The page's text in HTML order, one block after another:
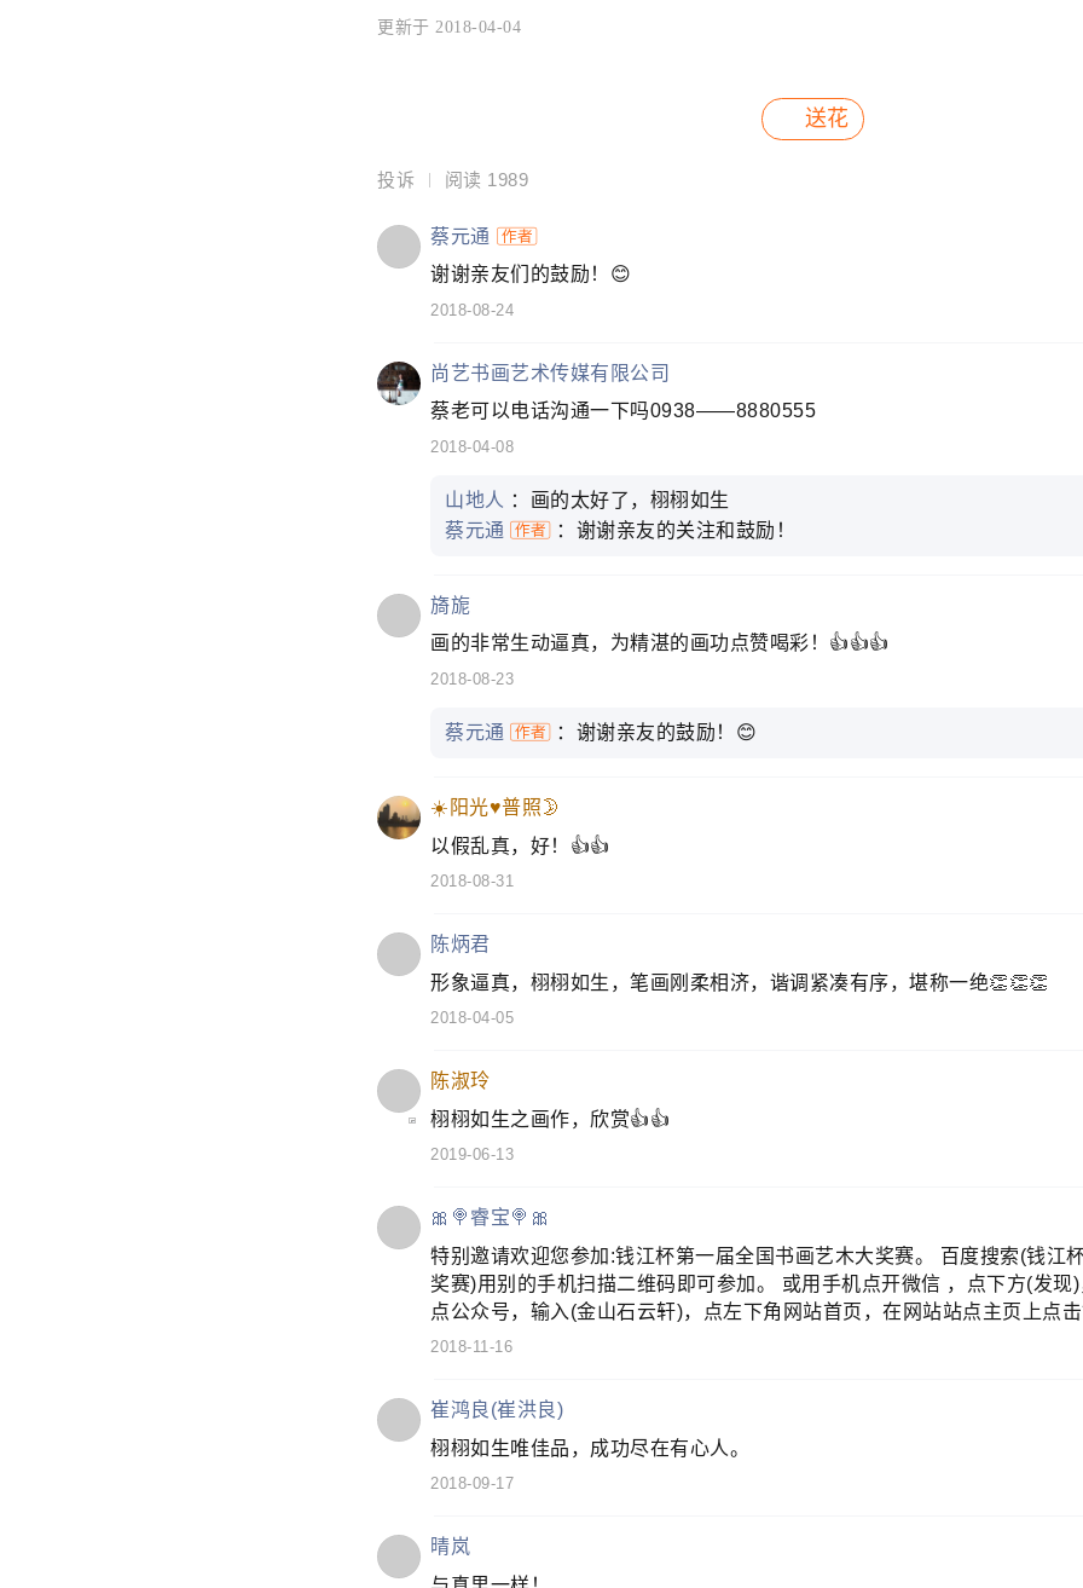
更新于 2018-04-04
送花
投诉 阅读 1989
蔡元通
谢谢亲友们的鼓励！😊
2018-08-24
尚艺书画艺术传媒有限公司
蔡老可以电话沟通一下吗0938——8880555
2018-04-08
山地人 ：画的太好了，栩栩如生
蔡元通
：谢谢亲友的关注和鼓励！
旖旎
画的非常生动逼真，为精湛的画功点赞喝彩！👍👍👍
2018-08-23
蔡元通 ：谢谢亲友的鼓励！😊
☀️阳光♥普照🌛
以假乱真，好！👍👍
2018-08-31
陈炳君
形象逼真，栩栩如生，笔画刚柔相济，谐调紧凑有序，堪称一绝👏👏👏
2018-04-05
陈淑玲
栩栩如生之画作，欣赏👍👍
2019-06-13
🎀🍭睿宝🍭🎀
特别邀请欢迎您参加:钱江杯第一届全国书画艺木大奖赛。 百度搜索(钱江
奖赛)用别的手机扫描二维码即可参加。 或用手机点开微信 ，点下方(发现
点公众号，输入(金山石云轩)，点左下角网站首页，在网站站点主页上点
2018-11-16
崔鸿良(崔洪良)
栩栩如生唯佳品，成功尽在有心人。
2018-09-17
晴岚